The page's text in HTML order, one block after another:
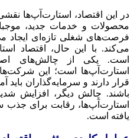
در این اقتصاد، استارت‌آپ‌ها نقشی
محصولات و خدمات جدید،
فرصت‌های شغلی تازه‌ای ایجاد
می‌کند. با این حال، اقتصاد
است. یکی از چالش‌های
استارت‌آپ‌ها است؛ این
قرار دارند و سرمایه‌گذاران
باشند. چالش دیگر، افزایش
استارت‌آپ‌ها، رقابت برای جذب
یافته است.